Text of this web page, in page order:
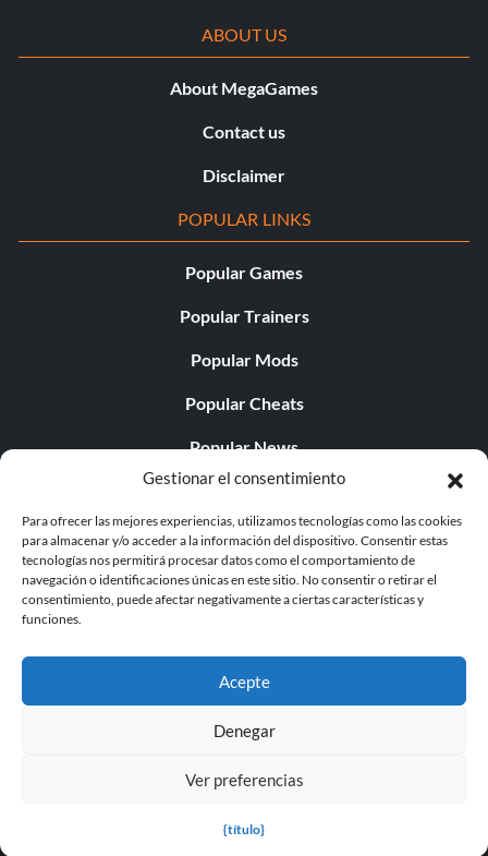
Gestionar el consentimiento
Para ofrecer las mejores experiencias, utilizamos tecnologías como las cookies
para almacenar y/o acceder a la información del dispositivo. Consentir estas
tecnologías nos permitirá procesar datos como el comportamiento de
navegación o identificaciones únicas en este sitio. No consentir o retirar el
consentimiento, puede afectar negativamente a ciertas características y
funciones.
Acepte
Denegar
Ver preferencias
{título}
ABOUT US
About MegaGames
Contact us
Disclaimer
POPULAR LINKS
Popular Games
Popular Trainers
Popular Mods
Popular Cheats
Popular News
Popular Editorials
Popular Free Games
LATEST UPDATES
© 1998 - 2026 MegaGames.com All rights reserved
Settings